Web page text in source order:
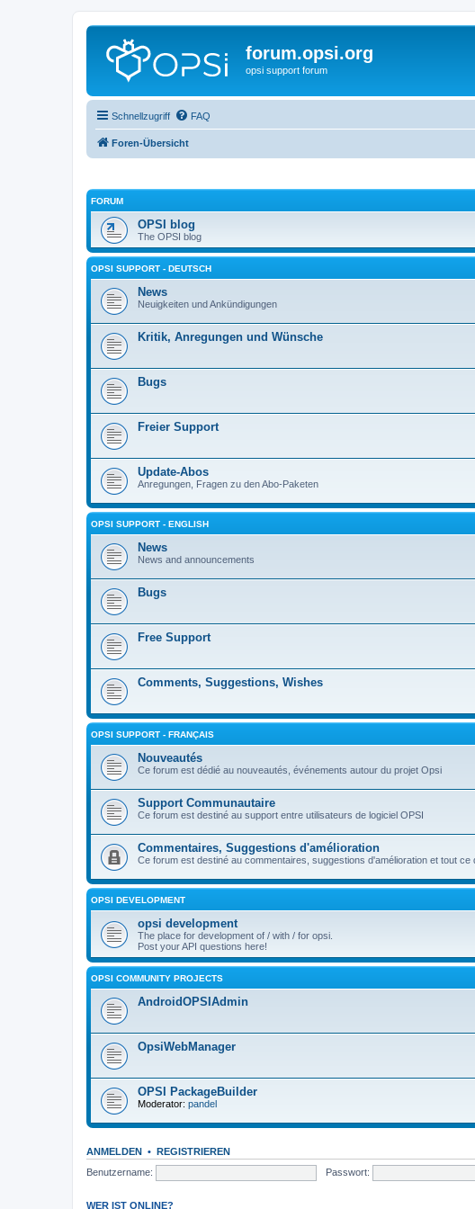
forum.opsi.org
opsi support forum
Schnellzugriff FAQ
Foren-Übersicht
FORUM
OPSI blog
The OPSI blog
OPSI SUPPORT - DEUTSCH
News
Neuigkeiten und Ankündigungen
Kritik, Anregungen und Wünsche
Bugs
Freier Support
Update-Abos
Anregungen, Fragen zu den Abo-Paketen
OPSI SUPPORT - ENGLISH
News
News and announcements
Bugs
Free Support
Comments, Suggestions, Wishes
OPSI SUPPORT - FRANÇAIS
Nouveautés
Ce forum est dédié au nouveautés, événements autour du projet Opsi
Support Communautaire
Ce forum est destiné au support entre utilisateurs de logiciel OPSI
Commentaires, Suggestions d'amélioration
Ce forum est destiné au commentaires, suggestions d'amélioration et tout
OPSI DEVELOPMENT
opsi development
The place for development of / with / for opsi.
Post your API questions here!
OPSI COMMUNITY PROJECTS
AndroidOPSIAdmin
OpsiWebManager
OPSI PackageBuilder
Moderator: pandel
ANMELDEN • REGISTRIEREN
Benutzername:
Passwort:
WER IST ONLINE?